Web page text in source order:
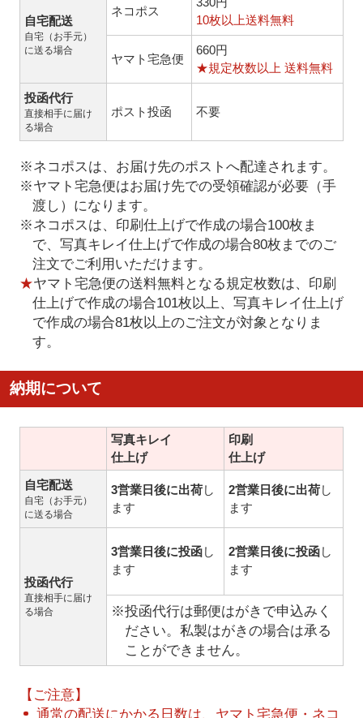
自宅配送
自宅（お手元）
に送る場合
ネコポス
10枚以上送料無料
ヤマト宅急便
660円
★規定枚数以上 送料無料
投函代行
直接相手に届け
る場合
ポスト投函 不要
※ネコポスは、お届け先のポストへ配達されます。
※ヤマト宅急便はお届け先での受領確認が必要（手
渡し）になります。
※ネコポスは、印刷仕上げで作成の場合100枚ま
で、写真キレイ仕上げで作成の場合80枚までのご
注文でご利用いただけます。
★ヤマト宅急便の送料無料となる規定枚数は、印刷
仕上げで作成の場合101枚以上、写真キレイ仕上げ
で作成の場合81枚以上のご注文が対象となりま
す。
納期について
写真キレイ
仕上げ
印刷
仕上げ
自宅配送
自宅（お手元）
に送る場合
3営業日後に出荷し
ます
2営業日後に出荷し
ます
投函代行
直接相手に届け
る場合
3営業日後に投函し
ます
2営業日後に投函し
ます
※投函代行は郵便はがきで申込みく
ださい。私製はがきの場合は承る
ことができません。
【ご注意】
通常の配送にかかる日数は、ヤマト宅急便・ネコ